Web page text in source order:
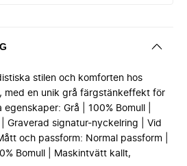
stilen och komforten hos
med en unik grå färgstänkeffekt för
Grå | 100% Bomull |
Graverad signatur-nyckelring | Vid
och passform: Normal passform |
Bomull | Maskintvätt kallt,